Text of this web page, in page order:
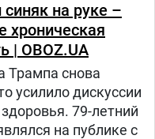
на руке –
хроническая
| OBOZ.UA
Трампа снова
усилило дискуссии
79-летний
на публике с